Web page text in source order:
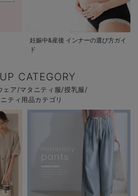
妊娠中&産後 インナーの選び方ガイ
ド
CATEGORY
ェア/マタニティ服/授乳服/
ティ用品カテゴリ